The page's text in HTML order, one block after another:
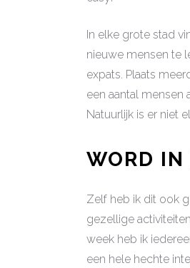
In elke grote stad
nieuwe mensen te
expats. Plaats
een aantal mensen
Natuurlijk is er niet
WORD IN
Zelf heb ik dit ook
gezellige
week heb ik
een hele hechte